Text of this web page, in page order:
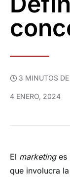
3 MINUTOS
4 ENERO, 2024
El marketing es
que involucra